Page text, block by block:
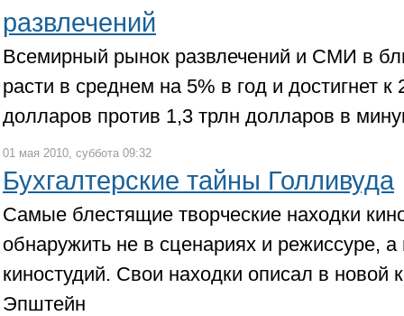
развлечений
Всемирный рынок развлечений и СМИ в
расти в среднем на 5% в год и достигнет к
долларов против 1,3 трлн долларов в
01 мая 2010, суббота 09:32
Бухгалтерские тайны Голливуда
Самые блестящие творческие находки
обнаружить не в сценариях и режиссуре, а
киностудий. Свои находки описал в новой
Эпштейн